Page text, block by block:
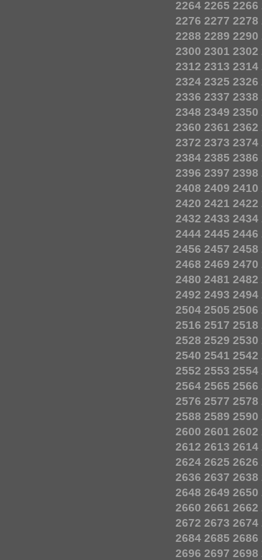
2264 2265 2266
2276 2277 2278
2288 2289 2290
2300 2301 2302
2312 2313 2314
2324 2325 2326
2336 2337 2338
2348 2349 2350
2360 2361 2362
2372 2373 2374
2384 2385 2386
2396 2397 2398
2408 2409 2410
2420 2421 2422
2432 2433 2434
2444 2445 2446
2456 2457 2458
2468 2469 2470
2480 2481 2482
2492 2493 2494
2504 2505 2506
2516 2517 2518
2528 2529 2530
2540 2541 2542
2552 2553 2554
2564 2565 2566
2576 2577 2578
2588 2589 2590
2600 2601 2602
2612 2613 2614
2624 2625 2626
2636 2637 2638
2648 2649 2650
2660 2661 2662
2672 2673 2674
2684 2685 2686
2696 2697 2698